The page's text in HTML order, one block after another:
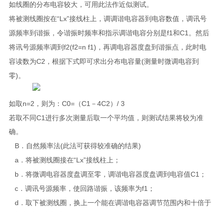
如线圈的分布电容较大，可用此法作近似测试。
将被测线圈按在“Lx”接线柱上，调调谐电容器到电容数值，调讯号
源频率到谐振，令谐振时频率和指示调谐电容分别是f1 和C1 。然后
将讯号源频率调到 f2(f2=n f1) ，再调电容器度盘到谐振点，此时电
容读数为C2 ，根据下式即可求出分布电容量(测量时微调电容到
零) 。
如取 n=2 ，则为： C0=（C1 － 4C2 ） / 3
若取不同C1 进行多次测量后取一个平均值，则测试结果将较为准
确。
B．自然频率法(此法可获得较准确的结果)
a ．将被测线圈接在“Lx”接线柱上；
b．将微调电容器度盘调至零，调谐电容器度盘调到电容值C1 ；
c．调讯号源频率，使回路谐振，该频率为f1 ；
d ．取下被测线圈，换上一个能在调谐电容器调节范围内和十倍于